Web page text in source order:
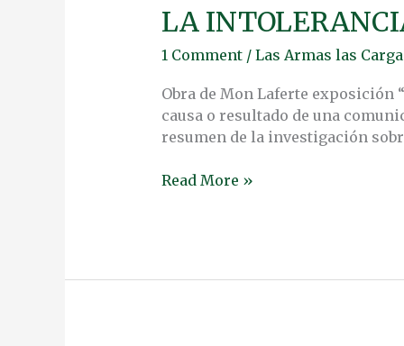
LA
1 Comment / Las Armas las
Obra de Mon Laferte exposición
causa o resultado de una
resumen de la investigación
LA
INTOLERANCIA
COMO
POLÍTICA
Read More »